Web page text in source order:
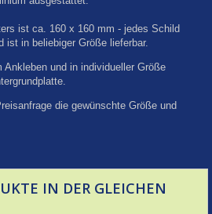
ist ca. 160 x 160 mm - jedes Schild
ist in beliebiger Größe lieferbar.
Ankleben und in individueller Größe
die gewünschte Größe und
IN DER GLEICHEN